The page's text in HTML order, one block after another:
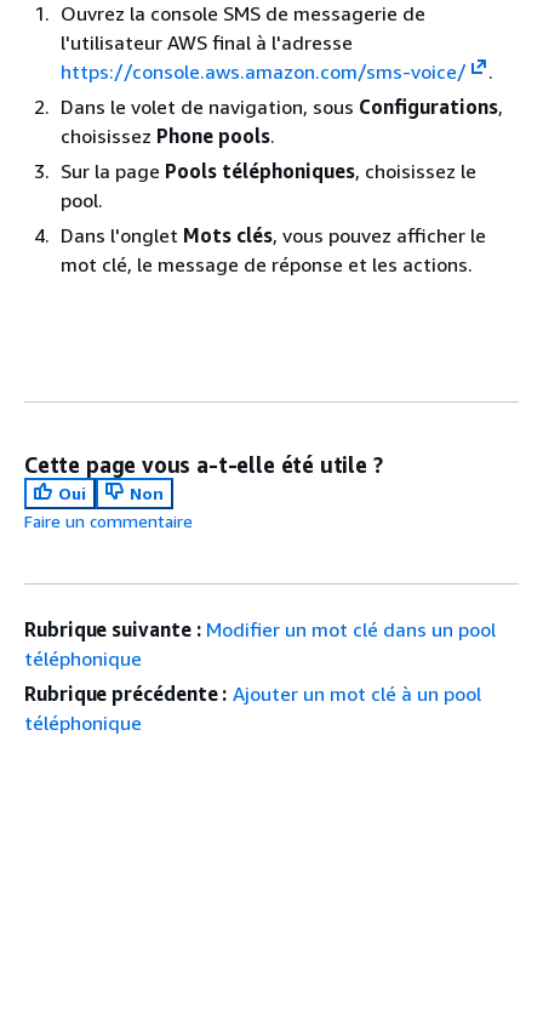
Ouvrez la console SMS de messagerie de
l'utilisateur AWS final à l'adresse
https://console.aws.amazon.com/sms-voice/
.
Dans le volet de navigation, sous Configurations,
choisissez Phone pools.
Sur la page Pools téléphoniques, choisissez le
pool.
Dans l'onglet Mots clés, vous pouvez afficher le
mot clé, le message de réponse et les actions.
Cette page vous a-t-elle été utile ?
Oui
Non
Faire un commentaire
Rubrique suivante : Modifier un mot clé dans un pool
téléphonique
Rubrique précédente : Ajouter un mot clé à un pool
téléphonique